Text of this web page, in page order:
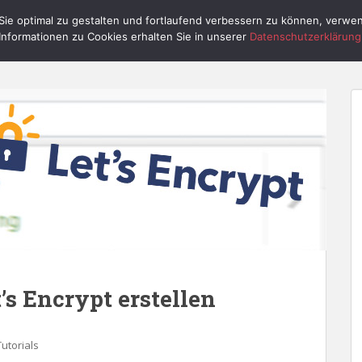
HOME RASPBERRY PI PI CONTROL
Encrypt erstellen
optimal zu gestalten und fortlaufend verbessern zu können,
zu Cookies erhalten Sie in unserer Datenschutzerklärung